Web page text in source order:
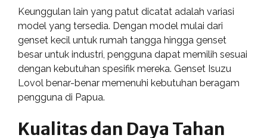
Keunggulan lain yang patut dicatat adalah variasi
model yang tersedia. Dengan model mulai dari
genset kecil untuk rumah tangga hingga genset
besar untuk industri, pengguna dapat memilih sesuai
dengan kebutuhan spesifik mereka. Genset Isuzu
Lovol benar-benar memenuhi kebutuhan beragam
pengguna di Papua.
Kualitas dan Daya Tahan